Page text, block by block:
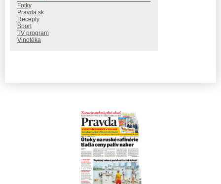
Fotky
Pravda.sk
Recepty
Šport
TV program
Vinotéka